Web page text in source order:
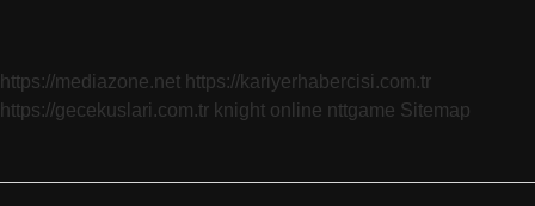
https://mediazone.net https://kariyerhabercisi.com.tr
https://gecekuslari.com.tr knight online nttgame Sitemap